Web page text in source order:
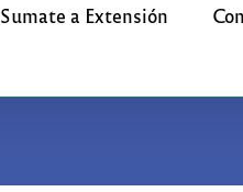
Sumate a Extensión